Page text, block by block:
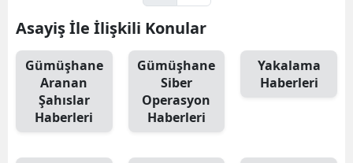
Asayiş İle İlişkili Konular
Gümüşhane
Aranan
Şahıslar
Haberleri
Gümüşhane
Siber
Operasyon
Haberleri
Yakalama
Haberleri